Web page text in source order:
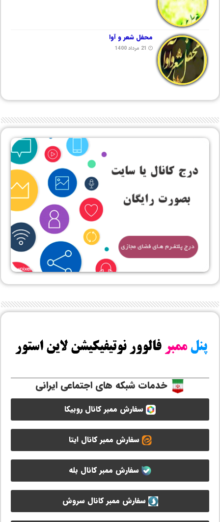
محفل شعر و آوا
21 مرداد 1400
خدمات شبکه های اجتماعی ایرانی
سفارش ممبر کانال روبیکا
سفارش ممبر کانال ایتا
سفارش ممبر کانال بله
سفارش ممبر کانال سروش